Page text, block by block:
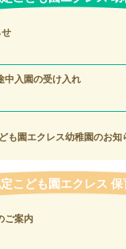
入園の受け入れ
も園エクレス幼稚園のお知
こども園エクレス 保
ご案内